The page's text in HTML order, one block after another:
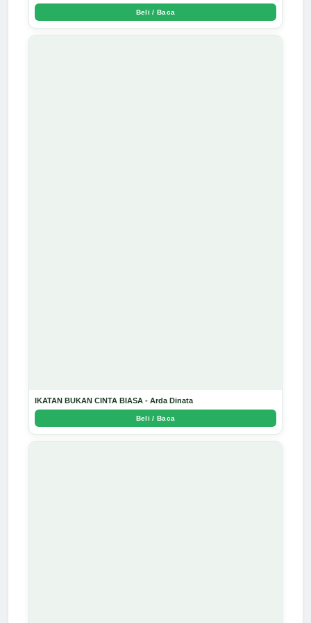
Beli / Baca
IKATAN BUKAN CINTA BIASA - Arda Dinata
Beli / Baca